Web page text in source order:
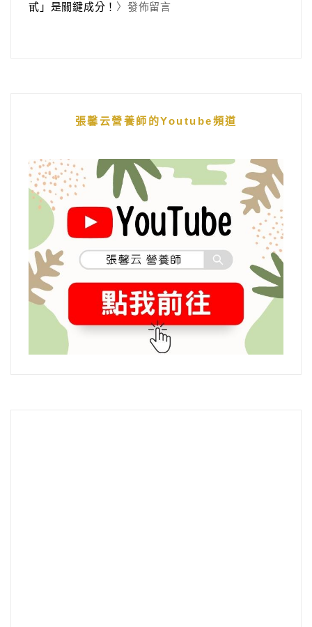
甙」是關鍵成分！ 〉發佈留言
張馨云營養師的Youtube頻道